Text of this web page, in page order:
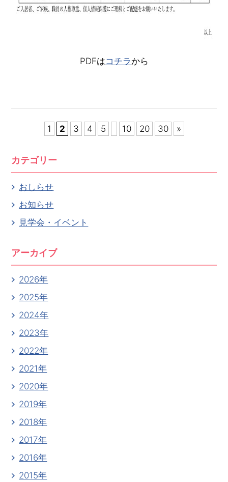
PDFはコチラ から
1 2 3 4 5 10 20 30 »
カテゴリー
おしらせ
お知らせ
見学会・イベント
アーカイブ
2026年
2025年
2024年
2023年
2022年
2021年
2020年
2019年
2018年
2017年
2016年
2015年